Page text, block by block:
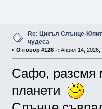
Re: Цикъл Слънце-
чудеса
« Отговор #128 -: Април 14, 2026,
Сафо, разсмя
планети